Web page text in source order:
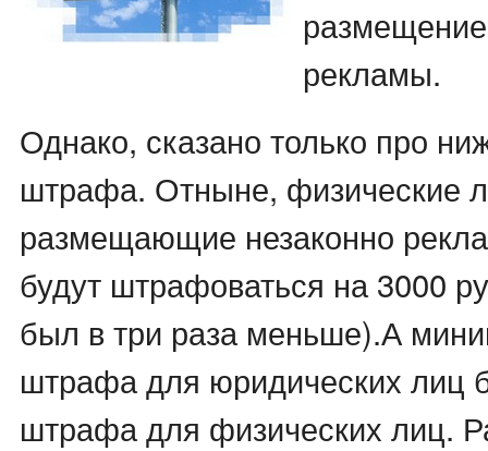
рекламы.
Однако, сказано только про
штрафа. Отныне, физические
размещающие незаконно
будут штрафоваться на 3000
был в три раза меньше).А
штрафа для юридических лиц
штрафа для физических лиц.